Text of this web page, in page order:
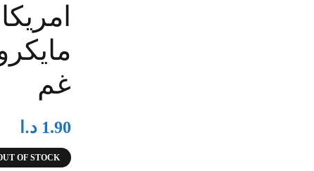
غم
1.90 د.ا
OF STOCK